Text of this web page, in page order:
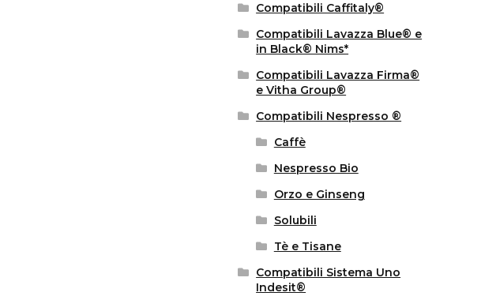
Compatibili Caffitaly®
Compatibili Lavazza Blue® e
in Black® Nims*
Compatibili Lavazza Firma®
e Vitha Group®
Compatibili Nespresso ®
Caffè
Nespresso Bio
Orzo e Ginseng
Solubili
Tè e Tisane
Compatibili Sistema Uno
Indesit®